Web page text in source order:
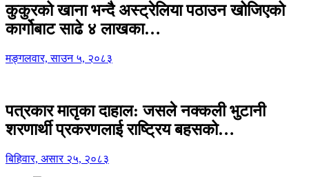
कुकुरको खाना भन्दै अस्ट्रेलिया पठाउन खोजिएको
कार्गोबाट साढे ४ लाखका…
मङ्गलवार, साउन ५, २०८३
पत्रकार मातृका दाहाल: जसले नक्कली भुटानी
शरणार्थी प्रकरणलाई राष्ट्रिय बहसको…
बिहिवार, असार २५, २०८३